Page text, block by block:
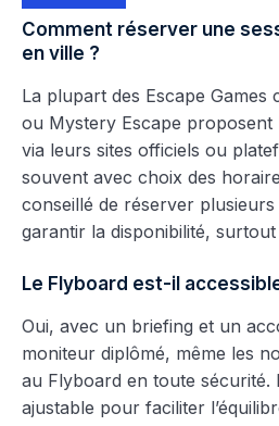
Comment réserver une
en ville ?
La plupart des Escape Games
ou Mystery Escape proposent
via leurs sites officiels ou
souvent avec choix des
conseillé de réserver
garantir la disponibilité,
Le Flyboard est-il
Oui, avec un briefing et un
moniteur diplômé, même les
au Flyboard en toute sécurité.
ajustable pour faciliter